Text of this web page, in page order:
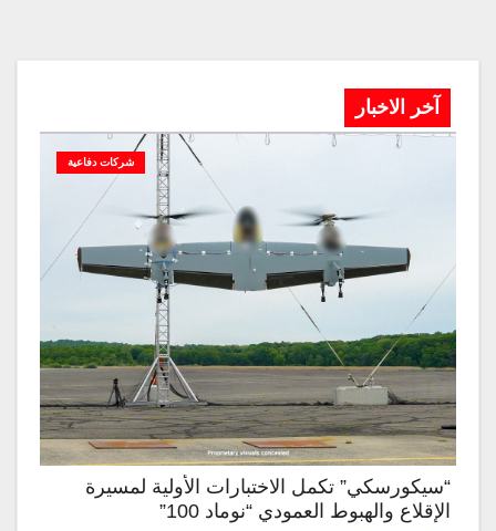
آخر الاخبار
شركات دفاعية
“سيكورسكي” تكمل الاختبارات الأولية لمسيرة
الإقلاع والهبوط العمودي “نوماد 100”